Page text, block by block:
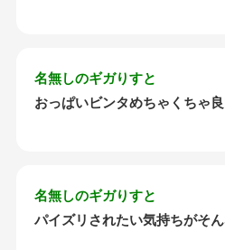
名無しのギガりすと
おっぱいビンタめちゃくちゃ
名無しのギガりすと
パイズリされたい気持ちがそ